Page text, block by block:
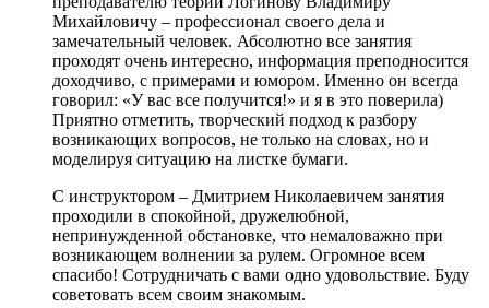
Михайловичу – профессионал своего дела и
замечательный человек. Абсолютно все занятия
проходят очень интересно, информация преподносится
доходчиво, с примерами и юмором. Именно он всегда
говорил: «У вас все получится!» и я в это поверила)
Приятно отметить, творческий подход к разбору
возникающих вопросов, не только на словах, но и
моделируя ситуацию на листке бумаги.
С инструктором – Дмитрием Николаевичем занятия
проходили в спокойной, дружелюбной,
непринужденной обстановке, что немаловажно при
возникающем волнении за рулем. Огромное всем
спасибо! Сотрудничать с вами одно удовольствие. Буду
советовать всем своим знакомым.